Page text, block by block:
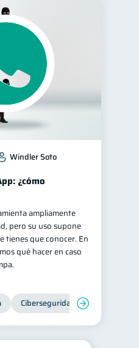
Windler Soto
¿cómo
ampliamente
pero su uso supone
tienes que conocer. En
qué hacer en caso
Ciberseguridad